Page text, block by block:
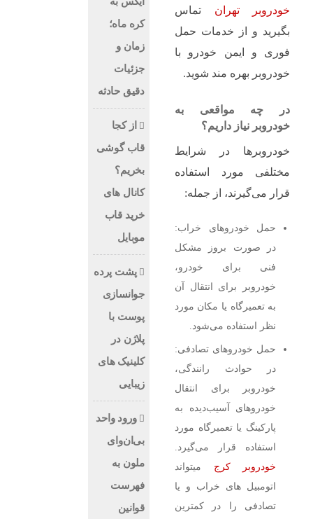
خودروبر تهران تماس
بگیرید و از خدمات حمل
فوری و ایمن خودرو با
خودروبر بهره مند شوید.
در چه مواقعی به
خودروبر نیاز داریم؟
خودروبرها در شرایط
مختلفی مورد استفاده
قرار می‌گیرند، از جمله:
حمل خودروهای خراب:
در صورت بروز مشکل
فنی برای خودرو،
خودروبر برای انتقال آن
به تعمیرگاه یا مکان مورد
نظر استفاده می‌شود.
حمل خودروهای تصادفی:
در حوادث رانندگی،
خودروبر برای انتقال
خودروهای آسیب‌دیده به
پارکینگ یا تعمیرگاه مورد
استفاده قرار می‌گیرد.
خودروبر کرج میتواند
اتومبیل های خراب و یا
تصادفی را در کمترین
کره ماه؛
زمان و
جزئیات
دقیق حادثه
از کجا
قاب گوشی
بخریم؟
کانال های
خرید قاب
موبایل
پشت پرده
جوانسازی
پوست با
پلاژن در
کلینیک های
زیبایی
ورود واحد
بی‌ان‌وای
ملون به
فهرست
قوانین